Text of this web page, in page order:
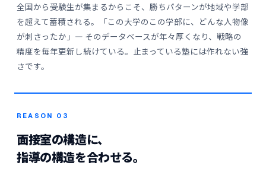
全国から受験生が集まるからこそ、勝ちパターンが地域や学部
を超えて蓄積される。「この大学のこの学部に、どんな人物像
が刺さったか」― そのデータベースが年々厚くなり、戦略の
精度を毎年更新し続けている。止まっている塾には作れない強
さです。
REASON 03
面接室の構造に、
指導の構造を合わせる。